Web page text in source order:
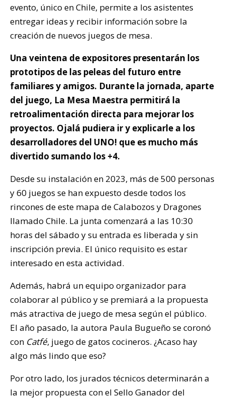
evento, único en Chile, permite a los asistentes
entregar ideas y recibir información sobre la
creación de nuevos juegos de mesa.
Una veintena de expositores presentarán los
prototipos de las peleas del futuro entre
familiares y amigos. Durante la jornada, aparte
del juego, La Mesa Maestra permitirá la
retroalimentación directa para mejorar los
proyectos. Ojalá pudiera ir y explicarle a los
desarrolladores del UNO! que es mucho más
divertido sumando los +4.
Desde su instalación en 2023, más de 500 personas
y 60 juegos se han expuesto desde todos los
rincones de este mapa de Calabozos y Dragones
llamado Chile. La junta comenzará a las 10:30
horas del sábado y su entrada es liberada y sin
inscripción previa. El único requisito es estar
interesado en esta actividad.
Además, habrá un equipo organizador para
colaborar al público y se premiará a la propuesta
más atractiva de juego de mesa según el público.
El año pasado, la autora Paula Bugueño se coronó
con Catfé, juego de gatos cocineros. ¿Acaso hay
algo más lindo que eso?
Por otro lado, los jurados técnicos determinarán a
la mejor propuesta con el Sello Ganador del